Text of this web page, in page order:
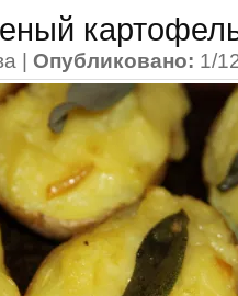
| Опубликовано: 1/